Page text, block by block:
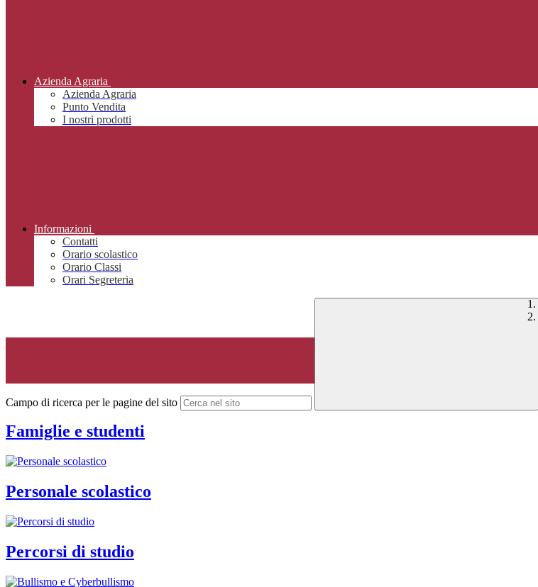
Azienda Agraria
Azienda Agraria
Punto Vendita
I nostri prodotti
Informazioni
Contatti
Orario scolastico
Orario Classi
Orari Segreteria
Campo di ricerca per le pagine del sito
Famiglie e studenti
Personale scolastico
Percorsi di studio